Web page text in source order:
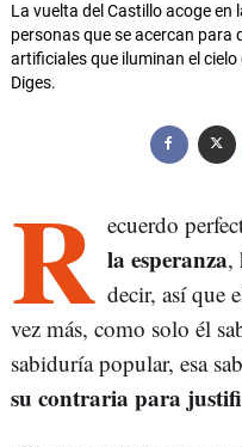
La vuelta del Castillo acoge en
personas que se acercan para
artificiales que iluminan el
Diges.
R ecuerdo
la esperanza,
decir, así que
vez más, como solo él
sabiduría popular, esa
su contraria para